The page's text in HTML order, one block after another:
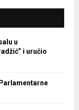
u
i uručio